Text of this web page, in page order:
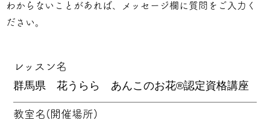
わからないことがあれば、メッセージ欄に質問をご入力く
ださい。
レッスン名
教室名(開催場所)